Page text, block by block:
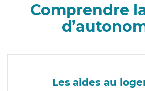
Comprendre
Les aides au